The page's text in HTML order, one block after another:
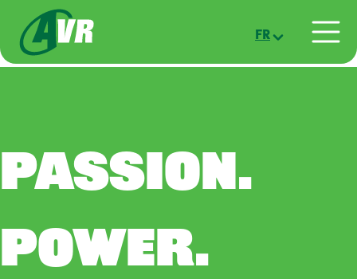
Aller au contenu principal
FR
PASSION.
POWER.